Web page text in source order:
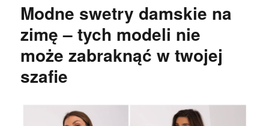
Modne swetry damskie na
zimę – tych modeli nie
może zabraknąć w twojej
szafie